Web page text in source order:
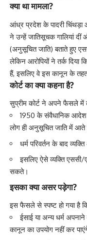
क्या था मामला?
आंध्र प्रदेश के पादरी
ने उन्हें जातिसूचक गालियां दीं
(अनुसूचित जाति) बताते हुए
लेकिन आरोपियों ने तर्क
हैं, इसलिए वे इस कानून के
कोर्ट का क्या कहना है?
सुप्रीम कोर्ट ने अपने फैसले में
1950 के संवैधानिक आदेश
लोग ही अनुसूचित जाति में आते
धर्म परिवर्तन के बाद
इसलिए ऐसे व्यक्ति एससी/
सकते।
इसका क्या असर पड़ेगा?
इस फैसले से स्पष्ट हो गया है
ईसाई या अन्य धर्म
कानून का उपयोग नहीं कर